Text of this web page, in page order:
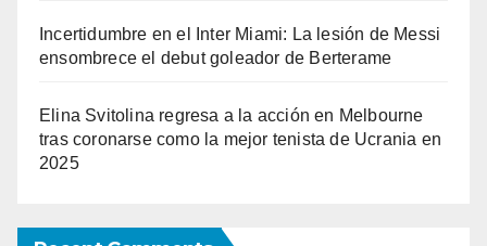
Incertidumbre en el Inter Miami: La lesión de Messi
ensombrece el debut goleador de Berterame
Elina Svitolina regresa a la acción en Melbourne
tras coronarse como la mejor tenista de Ucrania en
2025